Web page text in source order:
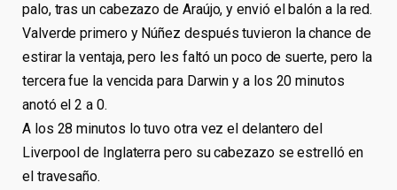
palo, tras un cabezazo de Araújo, y envió el balón a la red.
Valverde primero y Núñez después tuvieron la chance de
estirar la ventaja, pero les faltó un poco de suerte, pero la
tercera fue la vencida para Darwin y a los 20 minutos
anotó el 2 a 0.
A los 28 minutos lo tuvo otra vez el delantero del
Liverpool de Inglaterra pero su cabezazo se estrelló en
el travesaño.